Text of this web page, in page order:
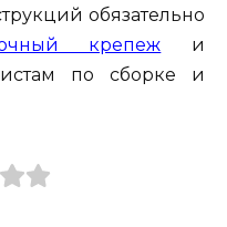
обязательно
крепеж и
по сборке и